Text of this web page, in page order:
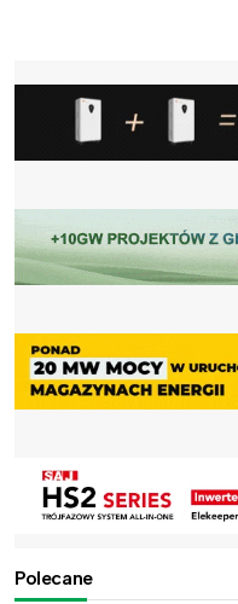
Polecane